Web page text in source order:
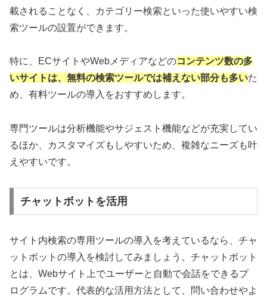
載されることなく、カテゴリー検索といった使いやすい検
索ツールの設置ができます。
特に、ECサイトやWebメディアなどのコンテンツ数の多
いサイトは、無料の検索ツールでは補えない部分も多いた
め、有料ツールの導入をおすすめします。
専門ツールは分析機能やサジェスト機能などが充実してい
るほか、カスタマイズもしやすいため、複雑なニーズも叶
えやすいです。
チャットボットを活用
サイト内検索の専用ツールの導入を考えているなら、チャ
ットボットの導入を検討してみましょう。チャットボット
とは、Webサイト上でユーザーと自動で会話をできるプ
ログラムです。代表的な活用方法として、問い合わせやよ